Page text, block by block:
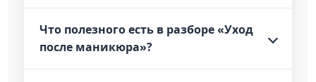
Что полезного есть в разборе «Уход
после маникюра»?